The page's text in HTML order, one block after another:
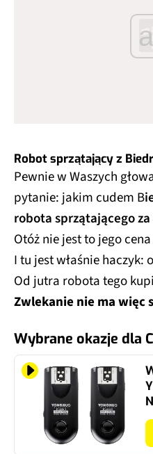
Robot sprzątający z
Pewnie w Waszych
pytanie: jakim cudem B
robota sprzątającego za
Otóż nie jest to jego
I tu jest właśnie haczyk:
Od jutra robota tego
Zwlekanie nie ma więc
Wybrane okazje dla